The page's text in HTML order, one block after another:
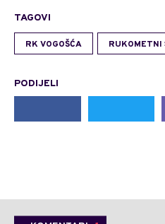
TAGOVI
RK VOGOŠĆA RUKOMETNI
PODIJELI